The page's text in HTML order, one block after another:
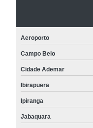
Aeroporto
Campo Belo
Cidade Ademar
Ibirapuera
Ipiranga
Jabaquara